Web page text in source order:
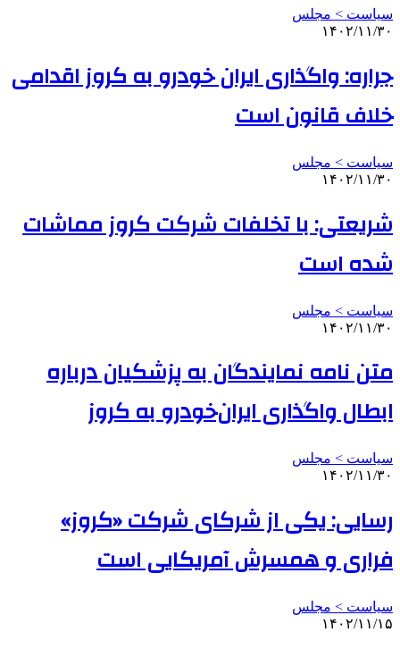
سیاست > مجلس
۱۴۰۲/۱۱/۳۰
جراره: واگذاری ایران خودرو به کروز اقدامی
خلاف قانون است
سیاست > مجلس
۱۴۰۲/۱۱/۳۰
شریعتی: با تخلفات شرکت کروز مماشات
شده است
سیاست > مجلس
۱۴۰۲/۱۱/۳۰
متن نامه نمایندگان به پزشکیان درباره
ابطال واگذاری ایران‌خودرو به کروز
سیاست > مجلس
۱۴۰۲/۱۱/۳۰
رسایی: یکی از شرکای شرکت «کروز»
فراری و همسرش آمریکایی است
سیاست > مجلس
۱۴۰۲/۱۱/۱۵